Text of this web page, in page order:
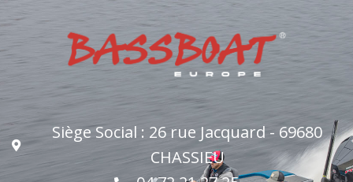
Siège Social : 26 rue Jacquard - 69680
CHASSIEU